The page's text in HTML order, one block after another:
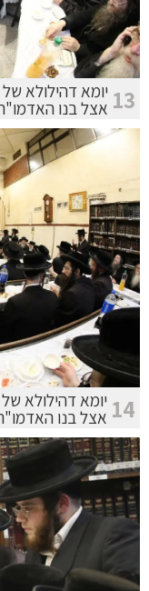
13 יומא דהילולא של
אצל בנו
14 יומא דהילולא של
אצל בנו